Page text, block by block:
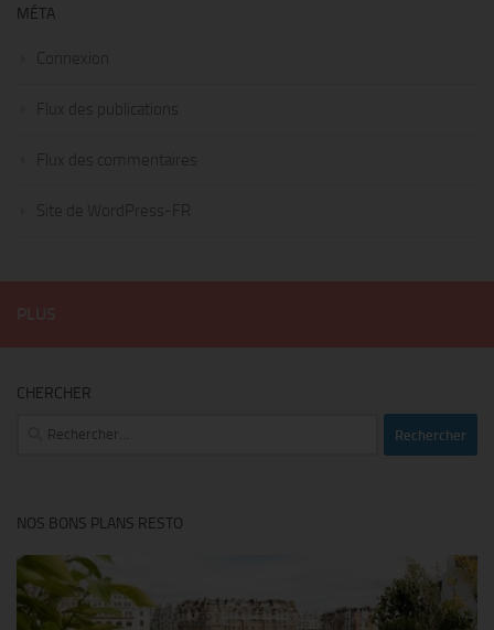
MÉTA
Connexion
Flux des publications
Flux des commentaires
Site de WordPress-FR
CHERCHER
Rechercher :
NOS BONS PLANS RESTO